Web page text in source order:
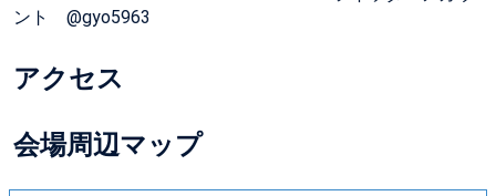
ント @gyo5963
アクセス
会場周辺マップ